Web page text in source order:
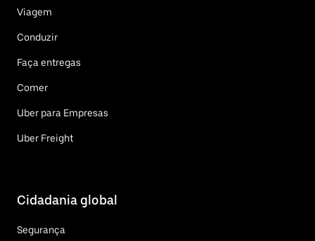
Viagem
Conduzir
Faça entregas
Comer
Uber para Empresas
Uber Freight
Cidadania global
Segurança